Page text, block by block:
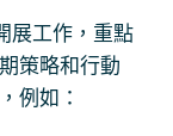
展工作，重點
策略和行動
例如：